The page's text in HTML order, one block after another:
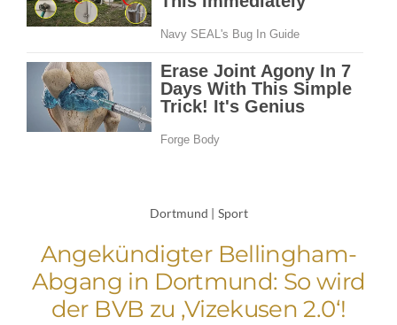
Dortmund | Sport
Angekündigter Bellingham-
Abgang in Dortmund: So wird
der BVB zu ‚Vizekusen 2.0‘!